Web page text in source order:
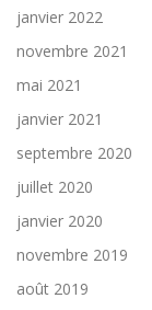
janvier 2022
novembre 2021
mai 2021
janvier 2021
septembre 2020
juillet 2020
janvier 2020
novembre 2019
août 2019